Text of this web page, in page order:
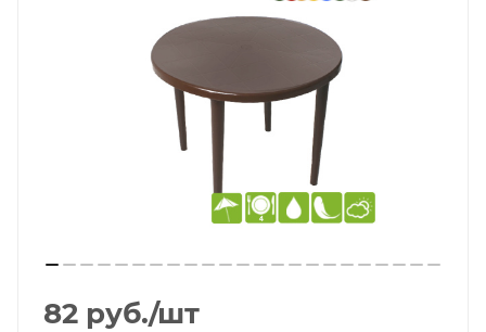
82 руб./шт